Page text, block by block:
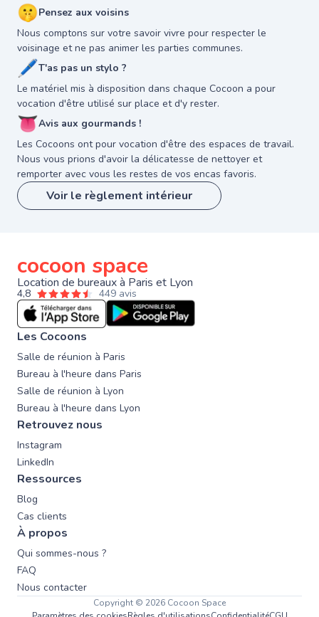
🤫Pensez aux voisins
Nous comptons sur votre savoir vivre pour respecter le
voisinage et ne pas animer les parties communes.
🖊T'as pas un stylo ?
Le matériel mis à disposition dans chaque Cocoon a pour
vocation d'être utilisé sur place et d'y rester.
👅Avis aux gourmands !
Les Cocoons ont pour vocation d'être des espaces de travail.
Nous vous prions d'avoir la délicatesse de nettoyer et
remporter avec vous les restes de vos encas favoris.
Voir le règlement intérieur
cocoon space
Location de bureaux à Paris et Lyon
4,8 449 avis
Les Cocoons
Salle de réunion à Paris
Bureau à l'heure dans Paris
Salle de réunion à Lyon
Bureau à l'heure dans Lyon
Retrouvez nous
Instagram
LinkedIn
Ressources
Blog
Cas clients
À propos
Qui sommes-nous ?
FAQ
Nous contacter
Copyright © 2026 Cocoon Space